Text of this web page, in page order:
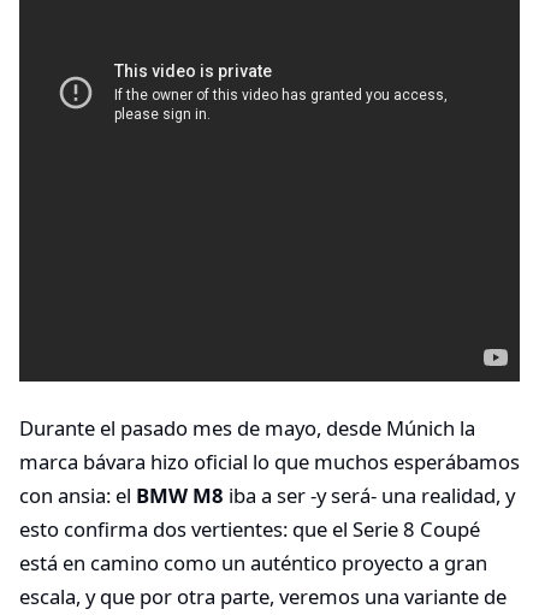
Durante el pasado mes de mayo, desde Múnich la
marca bávara hizo oficial lo que muchos esperábamos
con ansia: el BMW M8 iba a ser -y será- una realidad, y
esto confirma dos vertientes: que el Serie 8 Coupé
está en camino como un auténtico proyecto a gran
escala, y que por otra parte, veremos una variante de